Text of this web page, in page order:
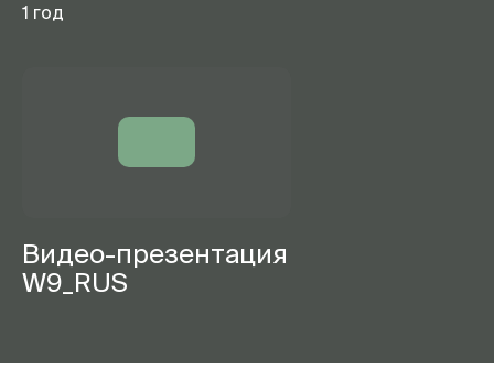
1 год
Видео-презентация
W9_RUS